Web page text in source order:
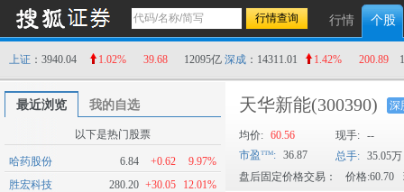
行情 个股
上证 ：3940.04 1.02% 39.68 12095亿 深成 ：14311.01 1.42% 200.89
最近浏览 我的自选
以下是热门股票
哈药股份 6.84 +0.62
9.97%
胜宏科技
280.20 +30.05
12.01%
天华新能(300390) 深
均价: 60.56 现手: --
市盈
: 36.87 总手: 35.05万
盘后固定价格交易：
价格:60.70